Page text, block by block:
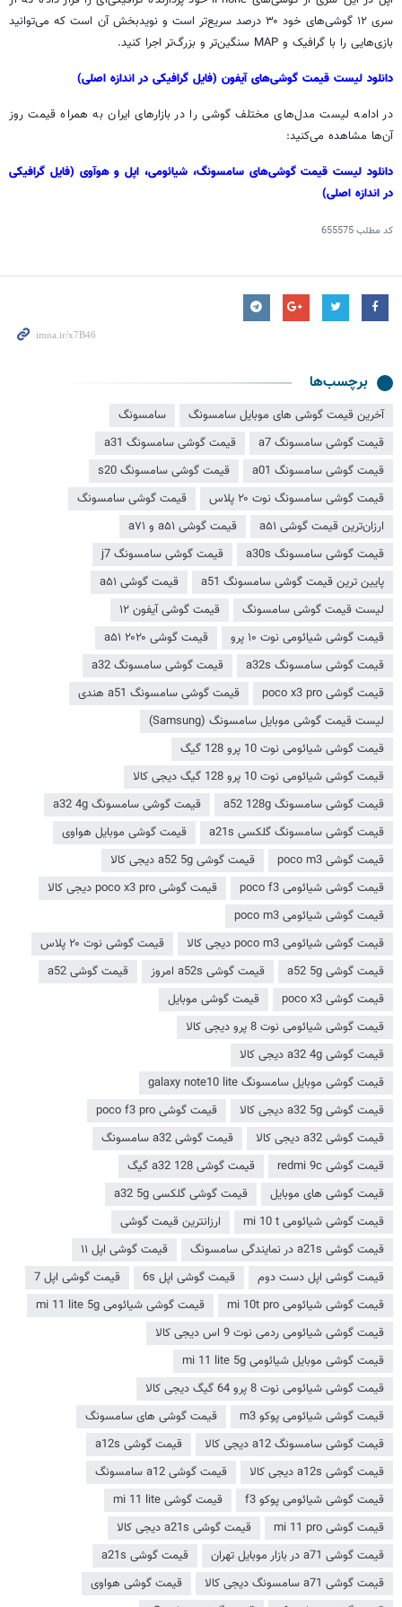
سری ۱۲ گوشی‌های خود ۳۰ درصد سریع‌تر است و نویدبخش آن است که می‌توانید
بازی‌هایی را با گرافیک و MAP سنگین‌تر و بزرگ‌تر اجرا کنید.
دانلود لیست قیمت گوشی‌های آیفون (فایل گرافیکی در اندازه اصلی)
در ادامه لیست مدل‌های مختلف گوشی را در بازارهای ایران به همراه قیمت روز
آن‌ها مشاهده می‌کنید:
دانلود لیست قیمت گوشی‌های سامسونگ، شیائومی، اپل و هوآوی (فایل گرافیکی
در اندازه اصلی)
کد مطلب655575
برچسب‌ها
آخرین قیمت گوشی های موبایل سامسونگ
سامسونگ
قیمت گوشی سامسونگ a7
قیمت گوشی سامسونگ a31
قیمت گوشی سامسونگ a01
قیمت گوشی سامسونگ s20
قیمت گوشی سامسونگ نوت ۲۰ پلاس
قیمت گوشی سامسونگ
ارزان‌ترین قیمت گوشی a۵۱
قیمت گوشی a۵۱ و a۷۱
قیمت گوشی سامسونگ a30s
قیمت گوشی سامسونگ j7
پایین ترین قیمت گوشی سامسونگ a51
قیمت گوشی a۵۱
لیست قیمت گوشی سامسونگ
قیمت گوشی آیفون ۱۲
قیمت گوشی شیائومی نوت ۱۰ پرو
قیمت گوشی a۵۱ ۲۰۲۰
قیمت گوشی سامسونگ a32s
قیمت گوشی سامسونگ a32
قیمت گوشی poco x3 pro
قیمت گوشی سامسونگ a51 هندی
لیست قیمت گوشی موبایل سامسونگ (Samsung)
قیمت گوشی شیائومی نوت 10 پرو 128 گیگ
قیمت گوشی شیائومی نوت 10 پرو 128 گیگ دیجی کالا
قیمت گوشی سامسونگ a52 128g
قیمت گوشی سامسونگ a32 4g
قیمت گوشی سامسونگ گلکسی a21s
قیمت گوشی موبایل هواوی
قیمت گوشی poco m3
قیمت گوشی a52 5g دیجی کالا
قیمت گوشی شیائومی poco f3
قیمت گوشی poco x3 pro دیجی کالا
قیمت گوشی شیائومی poco m3
قیمت گوشی شیائومی poco m3 دیجی کالا
قیمت گوشی نوت ۲۰ پلاس
قیمت گوشی a52 5g
قیمت گوشی a52s امروز
قیمت گوشی a52
قیمت گوشی poco x3
قیمت گوشی موبایل
قیمت گوشی شیائومی نوت 8 پرو دیجی کالا
قیمت گوشی a32 4g دیجی کالا
قیمت گوشی موبایل سامسونگ galaxy note10 lite
قیمت گوشی a32 5g دیجی کالا
قیمت گوشی poco f3 pro
قیمت گوشی a32 دیجی کالا
قیمت گوشی a32 سامسونگ
قیمت گوشی redmi 9c
قیمت گوشی a32 128 گیگ
قیمت گوشی های موبایل
قیمت گوشی گلکسی a32 5g
قیمت گوشی شیائومی mi 10 t
ارزانترین قیمت گوشی
قیمت گوشی a21s در نمایندگی سامسونگ
قیمت گوشی اپل ۱۱
قیمت گوشی اپل دست دوم
قیمت گوشی اپل 6s
قیمت گوشی اپل 7
قیمت گوشی شیائومی mi 10t pro
قیمت گوشی شیائومی mi 11 lite 5g
قیمت گوشی شیائومی ردمی نوت 9 اس دیجی کالا
قیمت گوشی موبایل شیائومی mi 11 lite 5g
قیمت گوشی شیائومی نوت 8 پرو 64 گیگ دیجی کالا
قیمت گوشی شیائومی پوکو m3
قیمت گوشی های سامسونگ
قیمت گوشی سامسونگ a12 دیجی کالا
قیمت گوشی a12s
قیمت گوشی a12s دیجی کالا
قیمت گوشی a12 سامسونگ
قیمت گوشی شیائومی پوکو f3
قیمت گوشی mi 11 lite
قیمت گوشی mi 11 pro
قیمت گوشی a21s دیجی کالا
قیمت گوشی a71 در بازار موبایل تهران
قیمت گوشی a21s
قیمت گوشی a71 سامسونگ دیجی کالا
قیمت گوشی هواوی